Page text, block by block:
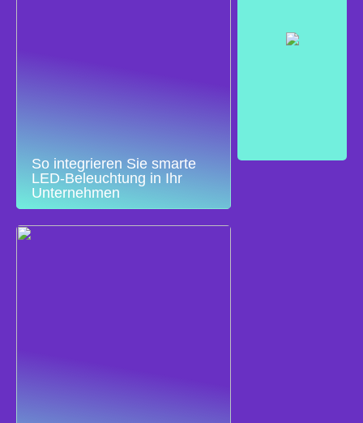
So integrieren Sie smarte
LED-Beleuchtung in Ihr
Unternehmen